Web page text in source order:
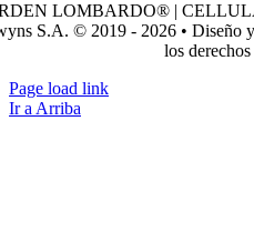
LOMBARDO® |
S.A. © 2019 - 2026 • Diseño
los
Page load link
Ir a Arriba